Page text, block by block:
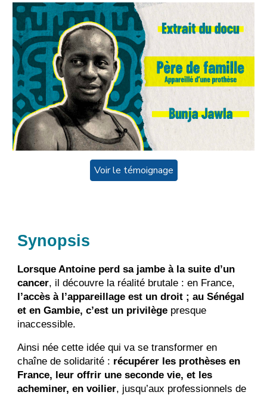
Voir le témoignage
Synopsis
Lorsque Antoine perd sa jambe à la suite d’un
cancer, il découvre la réalité brutale : en France,
l’accès à l’appareillage est un droit ; au Sénégal
et en Gambie, c’est un privilège presque
inaccessible.
Ainsi née cette idée qui va se transformer en
chaîne de solidarité : récupérer les prothèses en
France, leur offrir une seconde vie, et les
acheminer, en voilier, jusqu’aux professionnels de